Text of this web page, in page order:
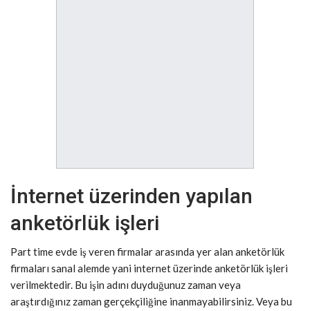
İnternet üzerinden yapılan
anketörlük işleri
Part time evde iş veren firmalar arasında yer alan anketörlük
firmaları sanal alemde yani internet üzerinde anketörlük işleri
verilmektedir. Bu işin adını duyduğunuz zaman veya
araştırdığınız zaman gerçekçiliğine inanmayabilirsiniz. Veya bu